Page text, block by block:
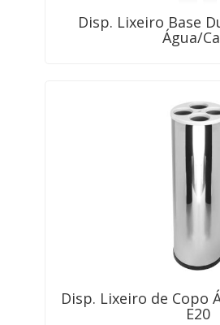
Disp. Lixeiro Base
Água/
Disp. Lixeiro de Copo
E20